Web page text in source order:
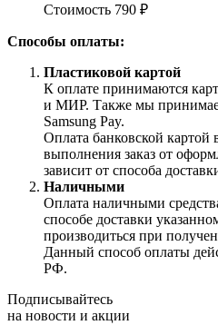
Стоимость 790 ₽
Способы оплаты:
Пластиковой картой
К оплате принимаются
и МИР. Также мы
Samsung Pay.
Оплата банковской
выполнения заказ от
зависит от способа
Наличными
Оплата наличными
способе доставки
производиться при
Данный способ оплаты
РФ.
Подписывайтесь
на новости и акции